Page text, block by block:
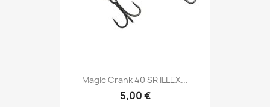
Magic Crank 40 SR ILLEX...
5,00 €